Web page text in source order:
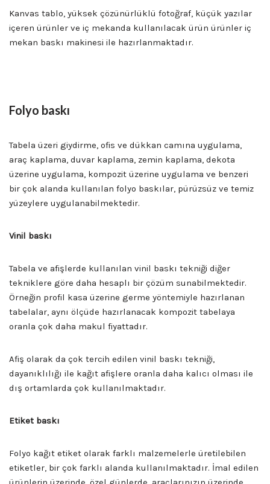
Kanvas tablo, yüksek çözünürlüklü fotoğraf, küçük yazılar
içeren ürünler ve iç mekanda kullanılacak ürün ürünler iç
mekan baskı makinesi ile hazırlanmaktadır.
Folyo baskı
Tabela üzeri giydirme, ofis ve dükkan camına uygulama,
araç kaplama, duvar kaplama, zemin kaplama, dekota
üzerine uygulama, kompozit üzerine uygulama ve benzeri
bir çok alanda kullanılan folyo baskılar, pürüzsüz ve temiz
yüzeylere uygulanabilmektedir.
Vinil baskı
Tabela ve afişlerde kullanılan vinil baskı tekniği diğer
tekniklere göre daha hesaplı bir çözüm sunabilmektedir.
Örneğin profil kasa üzerine germe yöntemiyle hazırlanan
tabelalar, aynı ölçüde hazırlanacak kompozit tabelaya
oranla çok daha makul fiyattadır.
Afiş olarak da çok tercih edilen vinil baskı tekniği,
dayanıklılığı ile kağıt afişlere oranla daha kalıcı olması ile
dış ortamlarda çok kullanılmaktadır.
Etiket baskı
Folyo kağıt etiket olarak farklı malzemelerle üretilebilen
etiketler, bir çok farklı alanda kullanılmaktadır. İmal edilen